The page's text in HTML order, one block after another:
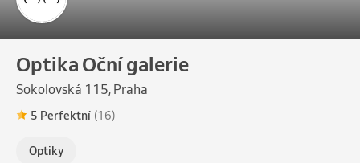
Optika Oční galerie
Sokolovská 115, Praha
5 Perfektní (16)
Optiky